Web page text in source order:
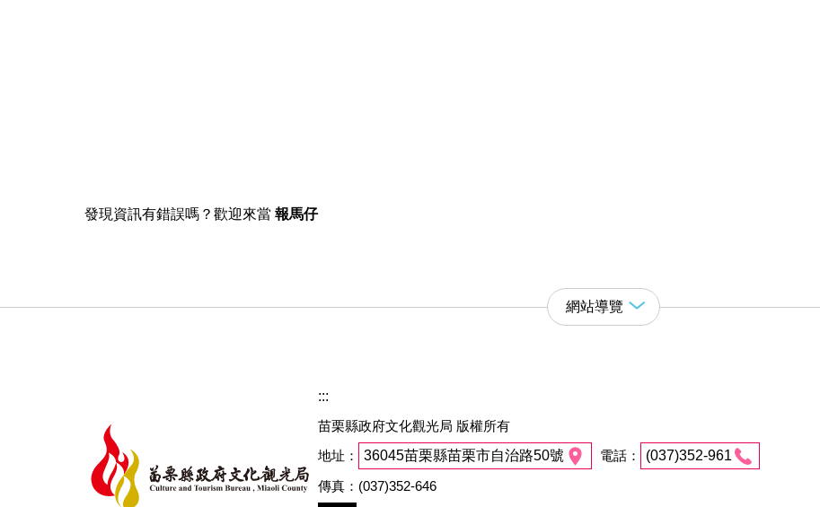
發現資訊有錯誤嗎？歡迎來當報馬仔
網站導覽
:::
苗栗縣政府文化觀光局 版權所有
地址：
36045苗栗縣苗栗市自治路50號 電話：
(037)352-961
傳真：(037)352-646